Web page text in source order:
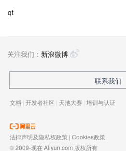
qt
关注我们： 新浪微博
联系我们
文档 | 开发者社区 | 天池大赛 | 培训与认证
法律声明及隐私权政策 | Cookies政策
© 2009-现在 Aliyun.com 版权所有